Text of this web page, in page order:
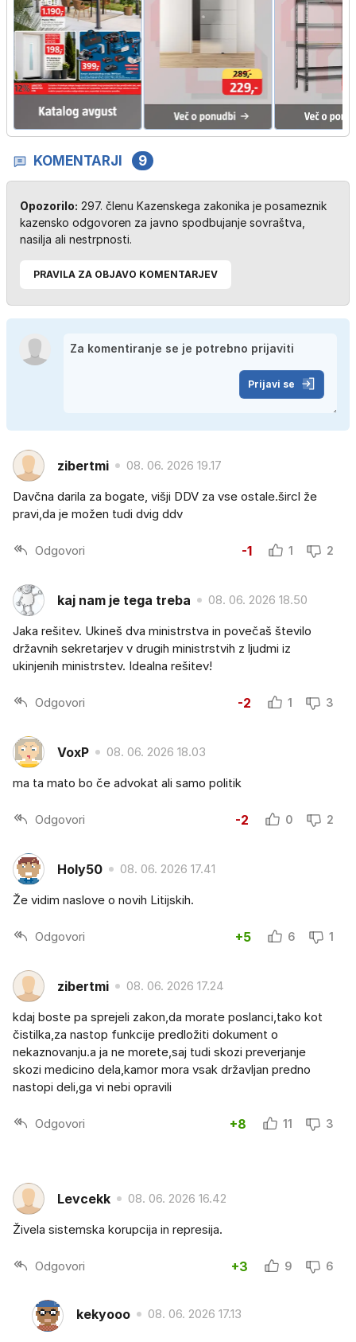
KOMENTARJI 9
Opozorilo: 297. členu Kazenskega zakonika je posameznik
kazensko odgovoren za javno spodbujanje sovraštva,
nasilja ali nestrpnosti.
PRAVILA ZA OBJAVO KOMENTARJEV
Prijavi se
zibertmi 08. 06. 2026 19.17
Davčna darila za bogate, višji DDV za vse ostale.šircl že
pravi,da je možen tudi dvig ddv
Odgovori -1 1 2
kaj nam je tega treba 08. 06. 2026 18.50
Jaka rešitev. Ukineš dva ministrstva in povečaš število
državnih sekretarjev v drugih ministrstvih z ljudmi iz
ukinjenih ministrstev. Idealna rešitev!
Odgovori -2 1 3
VoxP 08. 06. 2026 18.03
ma ta mato bo če advokat ali samo politik
Odgovori -2 0 2
Holy50 08. 06. 2026 17.41
Že vidim naslove o novih Litijskih.
Odgovori +5 6 1
zibertmi 08. 06. 2026 17.24
kdaj boste pa sprejeli zakon,da morate poslanci,tako kot
čistilka,za nastop funkcije predložiti dokument o
nekaznovanju.a ja ne morete,saj tudi skozi preverjanje
skozi medicino dela,kamor mora vsak državljan predno
nastopi deli,ga vi nebi opravili
Odgovori +8 11 3
Levcekk 08. 06. 2026 16.42
Živela sistemska korupcija in represija.
Odgovori +3 9 6
kekyooo 08. 06. 2026 17.13